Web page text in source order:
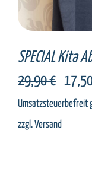
SPECIAL Kita
29,90€
Preis
Umsatzsteuerbefreit
zzgl.Versand